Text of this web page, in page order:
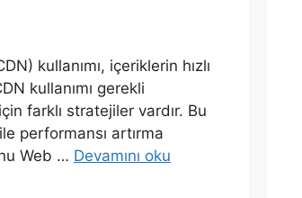
kullanımı, içeriklerin hızlı
kullanımı gerekli
farklı stratejiler vardır. Bu
performansı artırma
Web … Devamını oku